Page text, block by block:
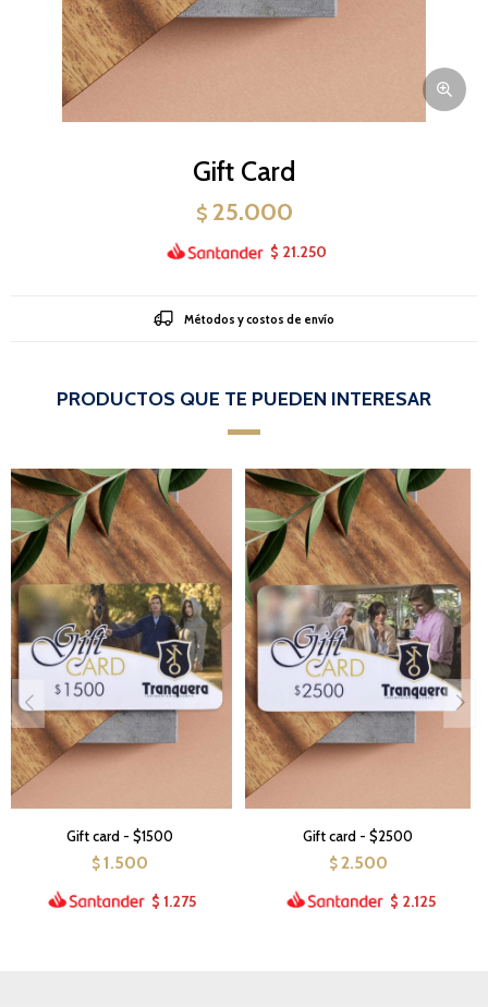
Gift Card
$ 25.000
$ 21.250
Métodos y costos de envío
PRODUCTOS QUE TE PUEDEN INTERESAR
Gift card - $1500
$ 1.500
$ 1.275
Gift card - $2500
$ 2.500
$ 2.125